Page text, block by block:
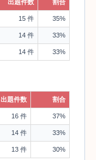
出題件数 割合
15 件 35%
14 件 33%
14 件 33%
出題件数 割合
16 件 37%
14 件 33%
13 件 30%